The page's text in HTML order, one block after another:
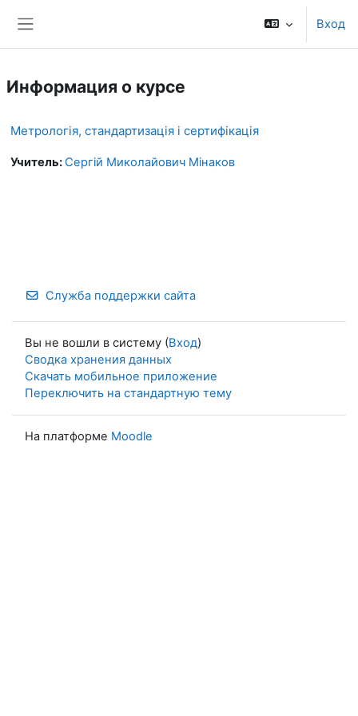
Вход
Информация о курсе
Метрологія, стандартизація і сертифікація
Учитель:Сергій Миколайович Мінаков
Служба поддержки сайта
Вы не вошли в систему (Вход)
Сводка хранения данных
Скачать мобильное приложение
Переключить на стандартную тему
На платформе Moodle